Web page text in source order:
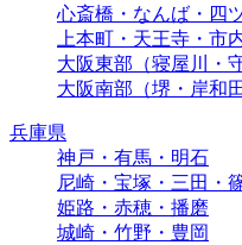
心斎橋・なんば・四
上本町・天王寺・市
大阪東部（寝屋川・
大阪南部（堺・岸和
兵庫県
神戸・有馬・明石
尼崎・宝塚・三田・
姫路・赤穂・播磨
城崎・竹野・豊岡